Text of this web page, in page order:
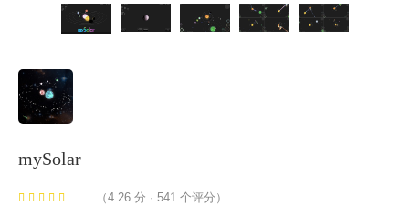
mySolar
（4.26 分 · 541 个评分）